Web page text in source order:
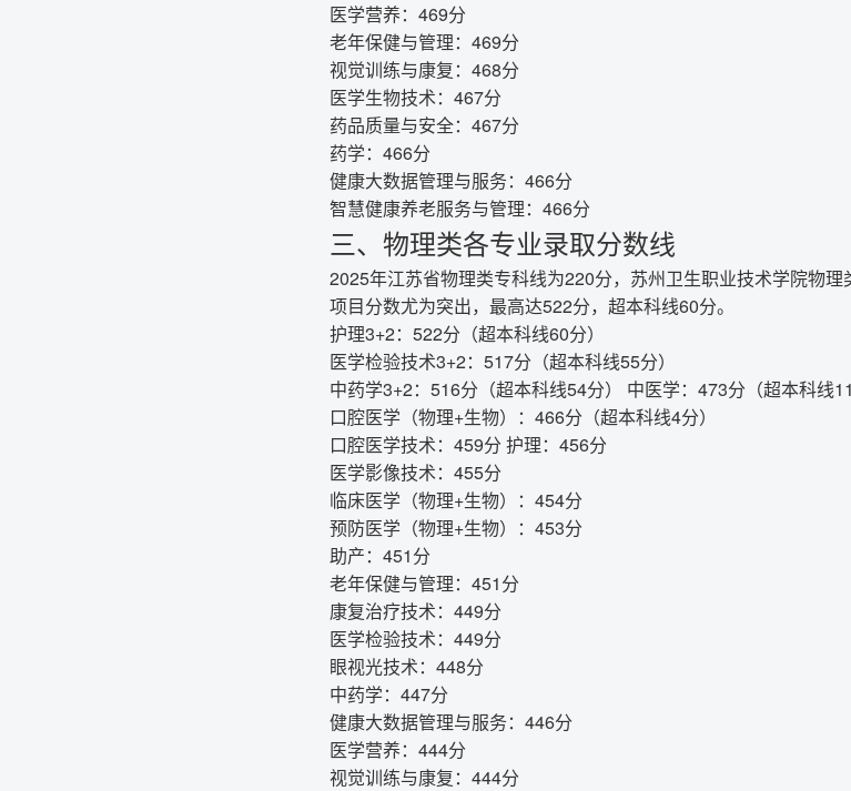
医学营养：469分
老年保健与管理：469分
视觉训练与康复：468分
医学生物技术：467分
药品质量与安全：467分
药学：466分
健康大数据管理与服务：466分
智慧健康养老服务与管理：466分
三、物理类各专业录取分数线
2025年江苏省物理类专科线为220分，苏州卫生职业技术学院物
项目分数尤为突出，最高达522分，超本科线60分。
护理3+2：522分（超本科线60分）
医学检验技术3+2：517分（超本科线55分）
中药学3+2：516分（超本科线54分） 中医学：473分（超本科线
口腔医学（物理+生物）：466分（超本科线4分）
口腔医学技术：459分 护理：456分
医学影像技术：455分
临床医学（物理+生物）：454分
预防医学（物理+生物）：453分
助产：451分
老年保健与管理：451分
康复治疗技术：449分
医学检验技术：449分
眼视光技术：448分
中药学：447分
健康大数据管理与服务：446分
医学营养：444分
视觉训练与康复：444分